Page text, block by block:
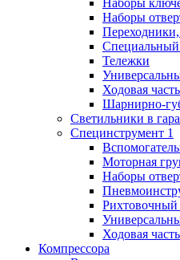
Наборы
Наборы
Тележки
Ходовая часть
Шарнирно-
Светильники в
Специнструмент 1
Моторная
Наборы
Рихтовочный
Ходовая часть
Компрессора